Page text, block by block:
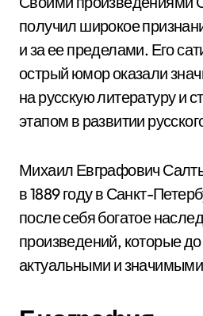
получил широкое
и за ее пределами. Его
острый юмор оказали
на русскую литературу и
этапом в развитии
Михаил Евграфович
в 1889 году в Санкт-
после себя богатое
произведений, которые
актуальными и